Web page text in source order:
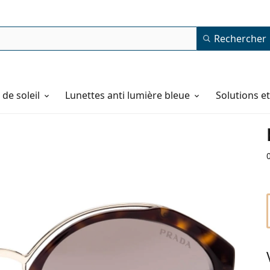
Rechercher
soleil Lunettes anti lumière bleue Solutions